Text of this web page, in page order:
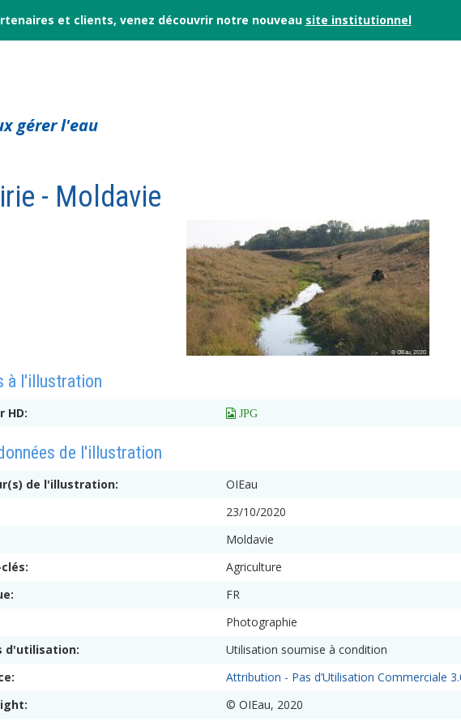
et clients, venez découvrir notre nouveau site institutionnel
gérer l'eau
- Moldavie
à l'illustration
HD:  JPG
de l'illustration
de l'illustration:
OIEau
23/10/2020
Moldavie
Agriculture
FR
Photographie
d'utilisation:
Utilisation soumise à condition
Attribution - Pas d’Utilisation Commerciale
© OIEau, 2020